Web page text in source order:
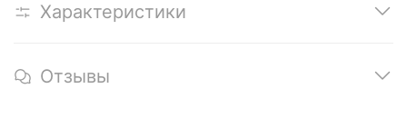
Характеристики
Отзывы